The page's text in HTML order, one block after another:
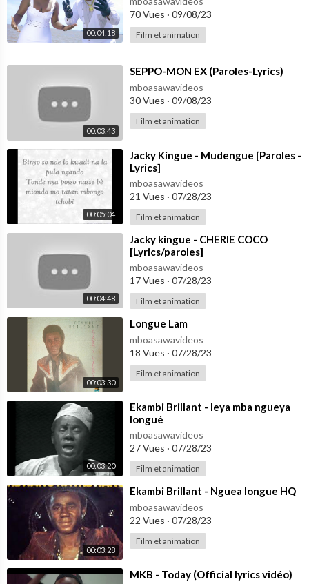
00:04:18
70 Vues · 09/08/23
Film et animation
00:03:43
⁣SEPPO-MON EX (Paroles-Lyrics)
mboasawavideos
30 Vues · 09/08/23
Film et animation
00:05:04
⁣Jacky Kingue - Mudengue [Paroles -
Lyrics]
mboasawavideos
21 Vues · 07/28/23
Film et animation
00:04:48
⁣Jacky kingue - CHERIE COCO
[Lyrics/paroles]
mboasawavideos
17 Vues · 07/28/23
Film et animation
00:03:30
⁣Longue Lam
mboasawavideos
18 Vues · 07/28/23
Film et animation
00:03:20
⁣Ekambi Brillant - leya mba ngueya
longué
mboasawavideos
27 Vues · 07/28/23
Film et animation
00:03:28
⁣Ekambi Brillant - Nguea longue HQ
mboasawavideos
22 Vues · 07/28/23
Film et animation
⁣MKB - Today (Official lyrics vidéo)